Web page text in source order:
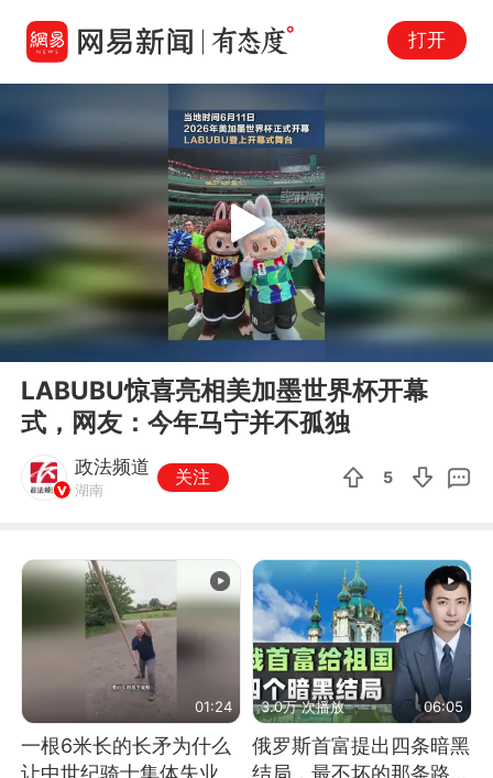
打开
00:00 00:16
Play
LABUBU惊喜亮相美加墨世界杯开幕
式，网友：今年马宁并不孤独
政法频道
湖南
关注 5
01:24
一根6米长的长矛为什么
3.0万 次播放 06:05
俄罗斯首富提出四条暗黑